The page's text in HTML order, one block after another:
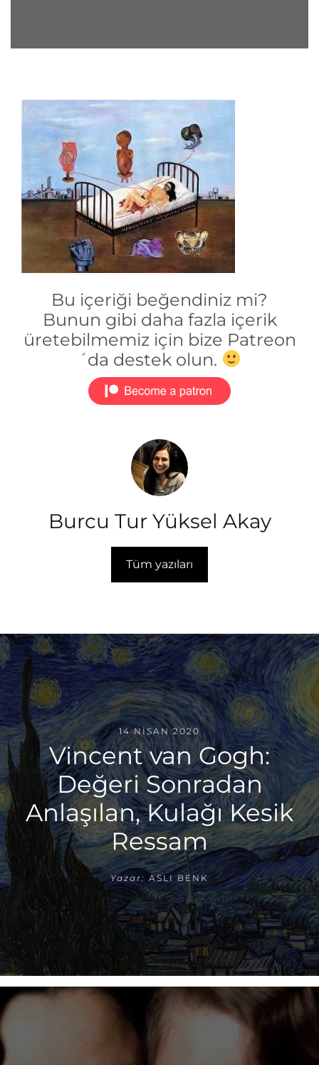
Bu içeriği beğendiniz mi?
Bunun gibi daha fazla içerik
üretebilmemiz için bize Patreon
´da destek olun.
Burcu Tur Yüksel Akay
Tüm yazıları
14 NISAN 2020
Vincent van Gogh:
Değeri Sonradan
Anlaşılan, Kulağı Kesik
Ressam
Yazar: ASLI BENK